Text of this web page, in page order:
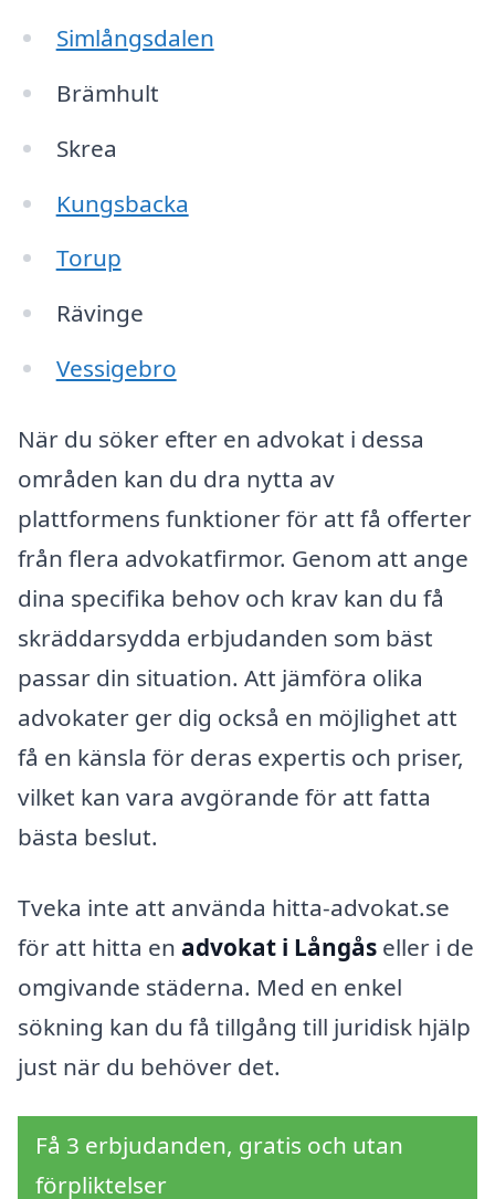
Simlångsdalen
Brämhult
Skrea
Kungsbacka
Torup
Rävinge
Vessigebro
När du söker efter en advokat i dessa
områden kan du dra nytta av
plattformens funktioner för att få offerter
från flera advokatfirmor. Genom att ange
dina specifika behov och krav kan du få
skräddarsydda erbjudanden som bäst
passar din situation. Att jämföra olika
advokater ger dig också en möjlighet att
få en känsla för deras expertis och priser,
vilket kan vara avgörande för att fatta
bästa beslut.
Tveka inte att använda hitta-advokat.se
för att hitta en advokat i Långås eller i de
omgivande städerna. Med en enkel
sökning kan du få tillgång till juridisk hjälp
just när du behöver det.
Få 3 erbjudanden, gratis och utan
förpliktelser